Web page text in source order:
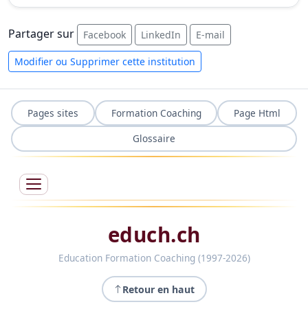
Partager sur Facebook LinkedIn E-mail
Modifier ou Supprimer cette institution
Pages sites Formation Coaching
Page Html
Glossaire
educh.ch
Education Formation Coaching (1997-2026)
Retour en haut